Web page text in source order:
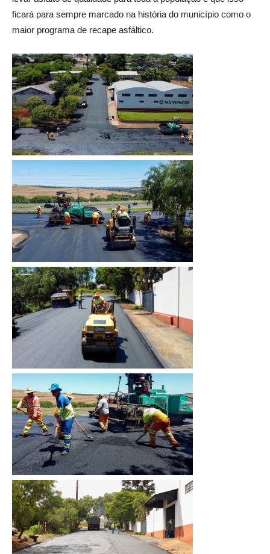
ficará para sempre marcado na história do município como o
maior programa de recape asfáltico.